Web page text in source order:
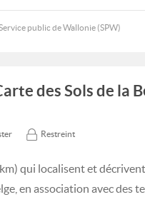
public de Wallonie (SPW)
des Sols de la
Restreint
qui localisent et
en association avec des